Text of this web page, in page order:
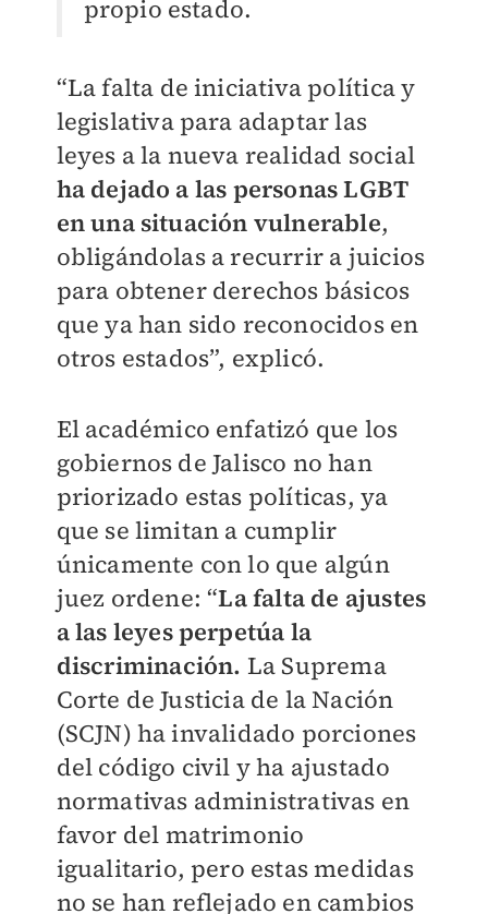
propio estado.
“La falta de iniciativa política y
legislativa para adaptar las
leyes a la nueva realidad social
ha dejado a las personas LGBT
en una situación vulnerable,
obligándolas a recurrir a juicios
para obtener derechos básicos
que ya han sido reconocidos en
otros estados”, explicó.
El académico enfatizó que los
gobiernos de Jalisco no han
priorizado estas políticas, ya
que se limitan a cumplir
únicamente con lo que algún
juez ordene: “La falta de ajustes
a las leyes perpetúa la
discriminación. La Suprema
Corte de Justicia de la Nación
(SCJN) ha invalidado porciones
del código civil y ha ajustado
normativas administrativas en
favor del matrimonio
igualitario, pero estas medidas
no se han reflejado en cambios